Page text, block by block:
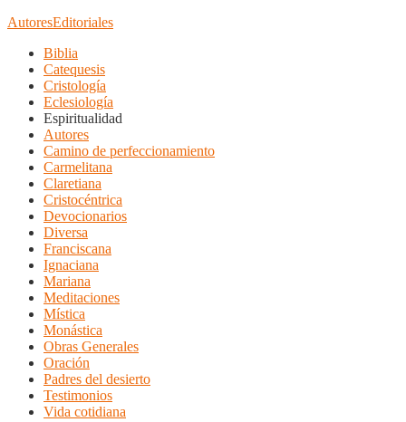
AutoresEditoriales
Biblia
Catequesis
Cristología
Eclesiología
Espiritualidad
Autores
Camino de perfeccionamiento
Carmelitana
Claretiana
Cristocéntrica
Devocionarios
Diversa
Franciscana
Ignaciana
Mariana
Meditaciones
Mística
Monástica
Obras Generales
Oración
Padres del desierto
Testimonios
Vida cotidiana